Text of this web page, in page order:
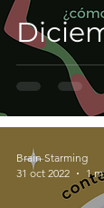
Brain Starming
31 oct 2022
1